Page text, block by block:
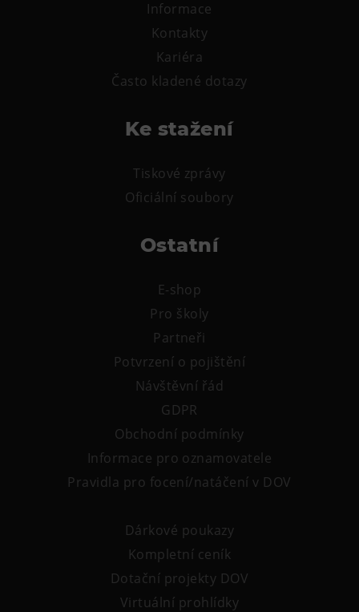
Kroužky pro děti
Výjezdní akce
Informace
Kontakty
Kariéra
Často kladené dotazy
Ke stažení
Tiskové zprávy
Oficiální soubory
Ostatní
E-shop
Pro školy
Partneři
Potvrzení o pojištění
Návštěvní řád
GDPR
Obchodní podmínky
Informace pro oznamovatele
Pravidla pro focení/natáčení v DOV
Dárkové poukazy
Kompletní ceník
Dotační projekty DOV
Virtuální prohlídky